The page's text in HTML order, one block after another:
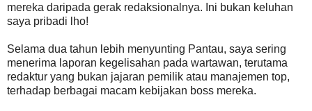
mereka daripada gerak redaksionalnya. Ini bukan keluhan
saya pribadi lho!
Selama dua tahun lebih menyunting Pantau, saya sering
menerima laporan kegelisahan pada wartawan, terutama
redaktur yang bukan jajaran pemilik atau manajemen top,
terhadap berbagai macam kebijakan boss mereka.